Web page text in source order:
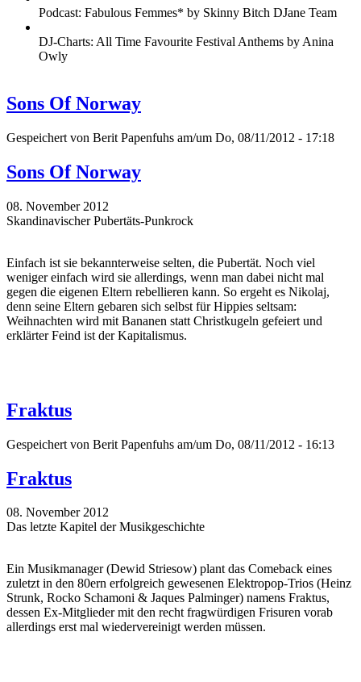
Podcast: Fabulous Femmes* by Skinny Bitch DJane Team
DJ-Charts: All Time Favourite Festival Anthems by Anina
Owly
Sons Of Norway
Gespeichert von Berit Papenfuhs am/um Do, 08/11/2012 - 17:18
Sons Of Norway
08. November 2012
Skandinavischer Pubertäts-Punkrock
Einfach ist sie bekannterweise selten, die Pubertät. Noch viel
weniger einfach wird sie allerdings, wenn man dabei nicht mal
gegen die eigenen Eltern rebellieren kann. So ergeht es Nikolaj,
denn seine Eltern gebaren sich selbst für Hippies seltsam:
Weihnachten wird mit Bananen statt Christkugeln gefeiert und
erklärter Feind ist der Kapitalismus.
Fraktus
Gespeichert von Berit Papenfuhs am/um Do, 08/11/2012 - 16:13
Fraktus
08. November 2012
Das letzte Kapitel der Musikgeschichte
Ein Musikmanager (Dewid Striesow) plant das Comeback eines
zuletzt in den 80ern erfolgreich gewesenen Elektropop-Trios (Heinz
Strunk, Rocko Schamoni & Jaques Palminger) namens Fraktus,
dessen Ex-Mitglieder mit den recht fragwürdigen Frisuren vorab
allerdings erst mal wiedervereinigt werden müssen.